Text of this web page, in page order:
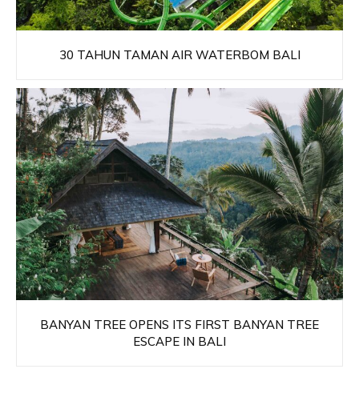
30 TAHUN TAMAN AIR WATERBOM BALI
BANYAN TREE OPENS ITS FIRST BANYAN TREE
ESCAPE IN BALI